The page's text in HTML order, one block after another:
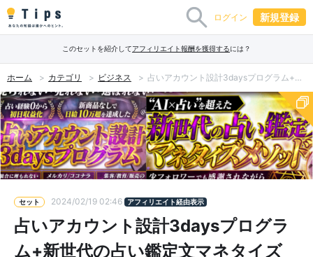
ログイン 新規登録
このセットを紹介してアフィリエイト報酬を獲得するには？
ホーム カテゴリ ビジネス 占いアカウント設計3daysプログラム+新世代の占い鑑定文マネタイズメソッドセット売り
セット 2024/02/19 02:46 アフィリエイト経由表示
占いアカウント設計3daysプログラ
ム+新世代の占い鑑定文マネタイズ